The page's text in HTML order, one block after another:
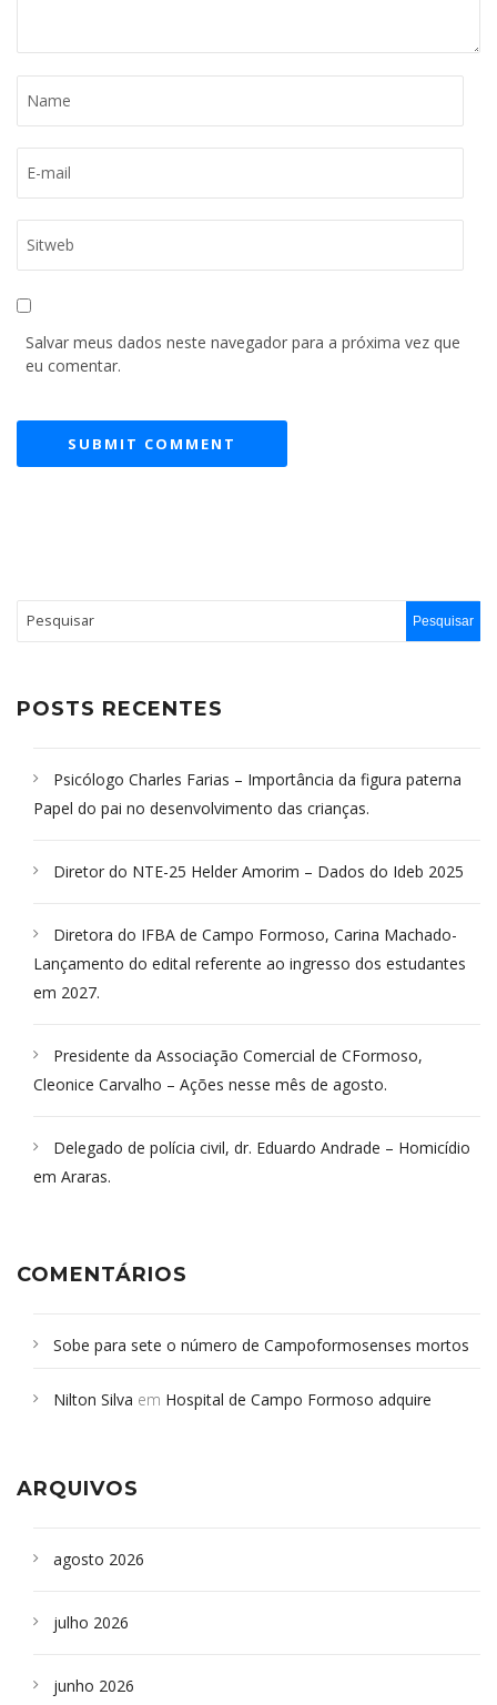
Salvar meus dados neste navegador para a próxima vez que
eu comentar.
POSTS RECENTES
Psicólogo Charles Farias – Importância da figura paterna
Papel do pai no desenvolvimento das crianças.
Diretor do NTE-25 Helder Amorim – Dados do Ideb 2025
Diretora do IFBA de Campo Formoso, Carina Machado-
Lançamento do edital referente ao ingresso dos estudantes
em 2027.
Presidente da Associação Comercial de CFormoso,
Cleonice Carvalho – Ações nesse mês de agosto.
Delegado de polícia civil, dr. Eduardo Andrade – Homicídio
em Araras.
COMENTÁRIOS
Sobe para sete o número de Campoformosenses mortos
Campoformosenses que morreram em desabamentos são
Nilton Silva em Hospital de Campo Formoso adquire
ARQUIVOS
agosto 2026
julho 2026
junho 2026